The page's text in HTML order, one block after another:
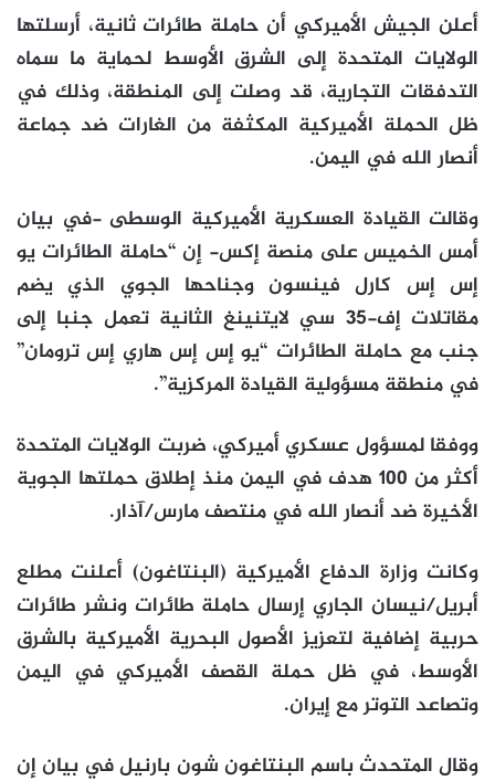
أعلن الجيش الأميركي أن حاملة طائرات ثانية، أرسلتها
الولايات المتحدة إلى الشرق الأوسط لحماية ما سماه
التدفقات التجارية، قد وصلت إلى المنطقة، وذلك في
ظل الحملة الأميركية المكثفة من الغارات ضد جماعة
أنصار الله في اليمن.
وقالت القيادة العسكرية الأميركية الوسطى -في بيان
أمس الخميس على منصة إكس- إن “حاملة الطائرات يو
إس إس كارل فينسون وجناحها الجوي الذي يضم
مقاتلات إف-35 سي لايتنينغ الثانية تعمل جنبا إلى
جنب مع حاملة الطائرات “يو إس إس هاري إس ترومان”
في منطقة مسؤولية القيادة المركزية”.
ووفقا لمسؤول عسكري أميركي، ضربت الولايات المتحدة
أكثر من 100 هدف في اليمن منذ إطلاق حملتها الجوية
الأخيرة ضد أنصار الله في منتصف مارس/آذار.
وكانت وزارة الدفاع الأميركية (البنتاغون) أعلنت مطلع
أبريل/نيسان الجاري إرسال حاملة طائرات ونشر طائرات
حربية إضافية لتعزيز الأصول البحرية الأميركية بالشرق
الأوسط، في ظل حملة القصف الأميركي في اليمن
وتصاعد التوتر مع إيران.
وقال المتحدث باسم البنتاغون شون بارنيل في بيان إن